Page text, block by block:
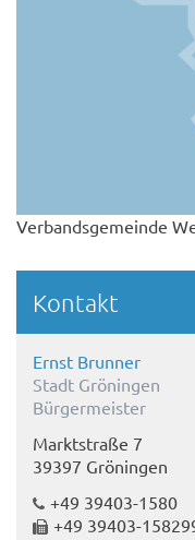
Verbandsgemeinde
Kontakt
Ernst Brunner
Stadt Gröningen
Bürgermeister
Marktstraße 7
39397 Gröningen
+49 39403-1580
+49 39403-